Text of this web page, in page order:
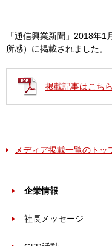
「通信興業新聞」2018年
所感）に掲載されました。
掲載記事はこち
メディア掲載一覧のトッ
企業情報
社長メッセージ